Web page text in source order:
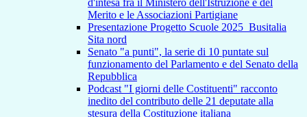
d'intesa fra il Ministero dell'Istruzione e del
Merito e le Associazioni Partigiane
Presentazione Progetto Scuole 2025_Busitalia
Sita nord
Senato "a punti", la serie di 10 puntate sul
funzionamento del Parlamento e del Senato della
Repubblica
Podcast "I giorni delle Costituenti" racconto
inedito del contributo delle 21 deputate alla
stesura della Costituzione italiana